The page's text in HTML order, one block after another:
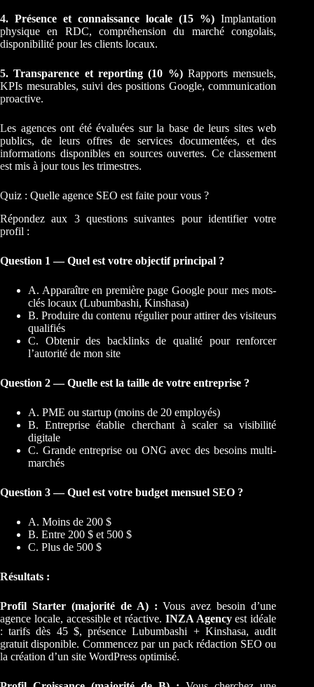
4. Présence et connaissance locale (15 %) Implantation
physique en RDC, compréhension du marché congolais,
disponibilité pour les clients locaux.
5. Transparence et reporting (10 %)Rapports mensuels,
KPIs mesurables, suivi des positions Google, communication
proactive.
Les agences ont été évaluées sur la base de leurs sites web
publics, de leurs offres de services documentées, et des
informations disponibles en sources ouvertes. Ce classement
est mis à jour tous les trimestres.
Quiz : Quelle agence SEO est faite pour vous ?
Répondez aux 3 questions suivantes pour identifier votre
profil :
Question 1 — Quel est votre objectif principal ?
A. Apparaître en première page Google pour mes mots-
clés locaux (Lubumbashi, Kinshasa)
B. Produire du contenu régulier pour attirer des visiteurs
qualifiés
C. Obtenir des backlinks de qualité pour renforcer
l’autorité de mon site
Question 2 — Quelle est la taille de votre entreprise ?
A. PME ou startup (moins de 20 employés)
B. Entreprise établie cherchant à scaler sa visibilité
digitale
C. Grande entreprise ou ONG avec des besoins multi-
marchés
Question 3 — Quel est votre budget mensuel SEO ?
A. Moins de 200 $
B. Entre 200 $ et 500 $
C. Plus de 500 $
Résultats :
Profil Starter (majorité de A) : Vous avez besoin d’une
agence locale, accessible et réactive. INZA Agencyest idéale
: tarifs dès 45 $, présence Lubumbashi + Kinshasa, audit
gratuit disponible. Commencez par un pack rédaction SEO ou
la création d’un site WordPress optimisé.